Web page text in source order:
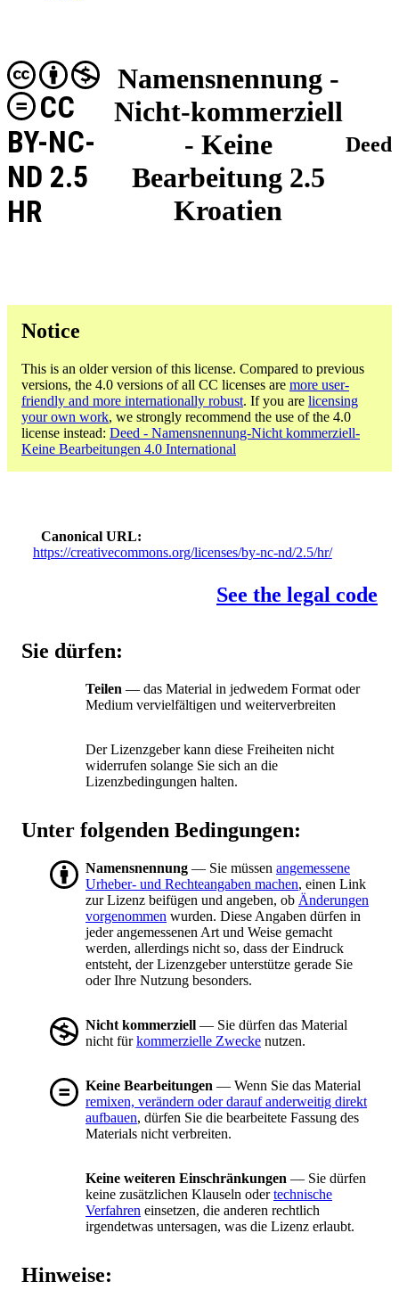
Namensnennung -
Nicht-kommerziell
- Keine
Bearbeitung 2.5
Kroatien
CC
BY-NC-
ND 2.5
HR
Deed
Notice
This is an older version of this license. Compared to previous
versions, the 4.0 versions of all CC licenses are more user-
friendly and more internationally robust. If you are licensing
your own work, we strongly recommend the use of the 4.0
license instead: Deed - Namensnennung-Nicht kommerziell-
Keine Bearbeitungen 4.0 International
Canonical URL
https://creativecommons.org/licenses/by-nc-nd/2.5/hr/
See the legal code
Sie dürfen:
Teilen — das Material in jedwedem Format oder
Medium vervielfältigen und weiterverbreiten
Der Lizenzgeber kann diese Freiheiten nicht
widerrufen solange Sie sich an die
Lizenzbedingungen halten.
Unter folgenden Bedingungen:
Namensnennung — Sie müssen angemessene
Urheber- und Rechteangaben machen, einen Link
zur Lizenz beifügen und angeben, ob Änderungen
vorgenommen wurden. Diese Angaben dürfen in
jeder angemessenen Art und Weise gemacht
werden, allerdings nicht so, dass der Eindruck
entsteht, der Lizenzgeber unterstütze gerade Sie
oder Ihre Nutzung besonders.
Nicht kommerziell — Sie dürfen das Material
nicht fürkommerzielle Zwecke nutzen.
Keine Bearbeitungen — Wenn Sie das Material
remixen, verändern oder darauf anderweitig direkt
aufbauen, dürfen Sie die bearbeitete Fassung des
Materials nicht verbreiten.
Keine weiteren Einschränkungen — Sie dürfen
keine zusätzlichen Klauseln odertechnische
Verfahren einsetzen, die anderen rechtlich
irgendetwas untersagen, was die Lizenz erlaubt.
Hinweise: